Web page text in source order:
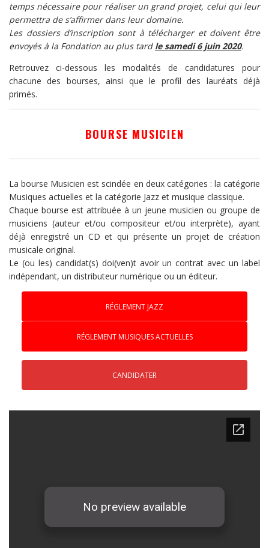
temps nécessaire pour réaliser un grand projet, celui qui leur
permettra de s’affirmer dans leur domaine.
Les dossiers d’inscription sont à télécharger et doivent être
envoyés à la Fondation au plus tard le samedi 6 juin 2020.
Retrouvez ci-dessous les modalités de candidatures pour
chacune des bourses, ainsi que le profil des lauréats déjà
primés.
BOURSE MUSICIEN
La bourse Musicien est scindée en deux catégories : la catégorie
Musiques actuelles et la catégorie Jazz et musique classique.
Chaque bourse est attribuée à un jeune musicien ou groupe de
musiciens (auteur et/ou compositeur et/ou interprète), ayant
déjà enregistré un CD et qui présente un projet de création
musicale original.
Le (ou les) candidat(s) doi(ven)t avoir un contrat avec un label
indépendant, un distributeur numérique ou un éditeur.
RÉGLEMENT JAZZ
RÉGLEMENT MUSIQUES ACTUELLES
CANDIDATER